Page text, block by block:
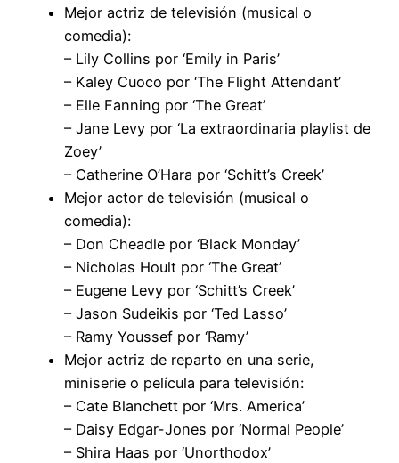
Mejor actriz de televisión (musical o
comedia):
– Lily Collins por ‘Emily in Paris’
– Kaley Cuoco por ‘The Flight Attendant’
– Elle Fanning por ‘The Great’
– Jane Levy por ‘La extraordinaria playlist de
Zoey’
– Catherine O’Hara por ‘Schitt’s Creek’
Mejor actor de televisión (musical o
comedia):
– Don Cheadle por ‘Black Monday’
– Nicholas Hoult por ‘The Great’
– Eugene Levy por ‘Schitt’s Creek’
– Jason Sudeikis por ‘Ted Lasso’
– Ramy Youssef por ‘Ramy’
Mejor actriz de reparto en una serie,
miniserie o película para televisión:
– Cate Blanchett por ‘Mrs. America’
– Daisy Edgar-Jones por ‘Normal People’
– Shira Haas por ‘Unorthodox’